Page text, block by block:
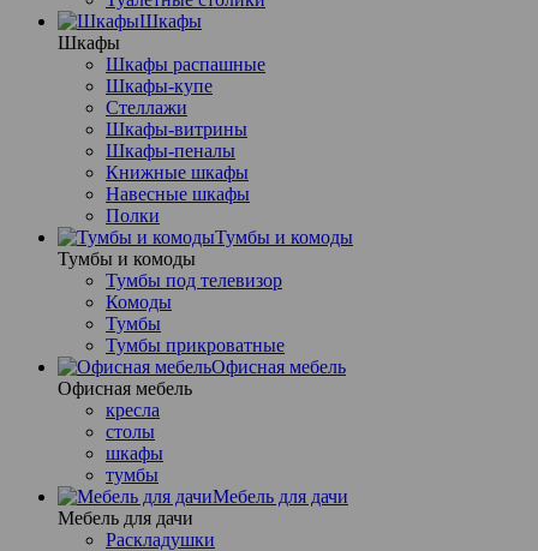
Шкафы
Шкафы
Шкафы распашные
Шкафы-купе
Стеллажи
Шкафы-витрины
Шкафы-пеналы
Книжные шкафы
Навесные шкафы
Полки
Тумбы и комоды
Тумбы и комоды
Тумбы под телевизор
Комоды
Тумбы
Тумбы прикроватные
Офисная мебель
Офисная мебель
кресла
столы
шкафы
тумбы
Мебель для дачи
Мебель для дачи
Раскладушки